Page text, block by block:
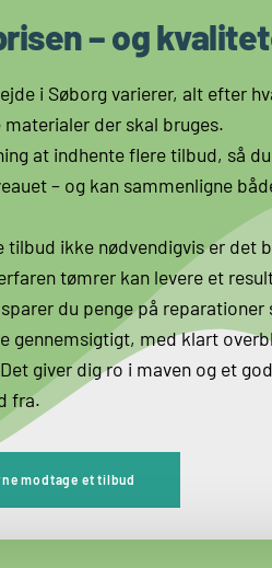
– og
i Søborg varierer, alt efter
der skal bruges.
at indhente flere tilbud, så
– og kan sammenligne
tilbud ikke nødvendigvis er det
tømrer kan levere et
du penge på
gennemsigtigt, med klart
giver dig ro i maven og et
fra.
modtage et tilbud